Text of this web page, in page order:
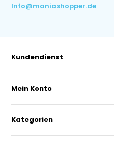
Info@maniashopper.de
Kundendienst
Mein Konto
Kategorien